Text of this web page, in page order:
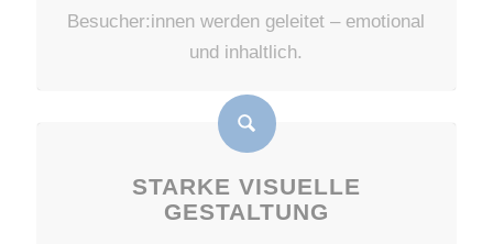
Besucher:innen werden geleitet – emotional
und inhaltlich.
STARKE VISUELLE
GESTALTUNG